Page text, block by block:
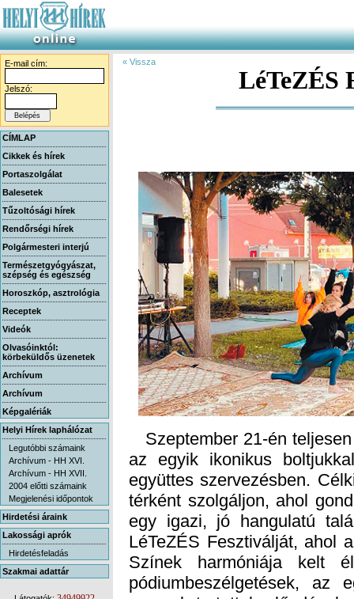
E-mail cím:
Jelszó:
CÍMLAP
Cikkek és hírek
Portaszolgálat
Balesetek
Tűzoltósági hírek
Rendőrségi hírek
Polgármesteri interjú
Természetgyógyászat,
szépség és egészség
Horoszkóp, asztrológia
Receptek
Videók
Olvasóinktól:
körbeküldős üzenetek
Archívum
Archívum
Képgalériák
Helyi Hírek laphálózat
Legutóbbi számaink
Archívum - HH XVI.
Archívum - HH XVII.
2004 előtti számaink
Megjelenési időpontok
Hirdetési áraink
Lakossági aprók
Hirdetésfeladás
Szakmai adattár
« Vissza
LéTeZÉS
Szeptember 21-én
az egyik ikonikus
együttes szervezésben.
térként szolgáljon, ahol
egy igazi, jó hangulatú
LéTeZÉS Fesztiválját,
Színek harmóniája kelt
pódiumbeszélgetések, az
orvosok tartottak
jóga, pilates, zumba,